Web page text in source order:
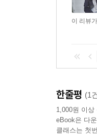
이 리뷰
한줄평 (1
1,000원 이상
eBook은 다
클래스는 첫